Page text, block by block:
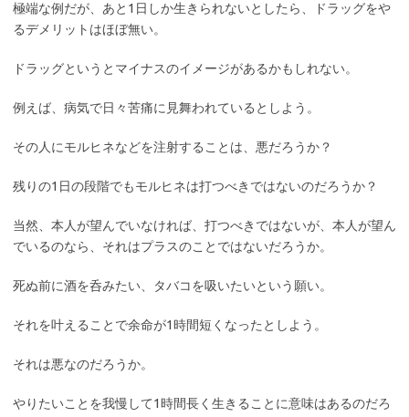
極端な例だが、あと1日しか生きられないとしたら、ドラッグをや
るデメリットはほぼ無い。
ドラッグというとマイナスのイメージがあるかもしれない。
例えば、病気で日々苦痛に見舞われているとしよう。
その人にモルヒネなどを注射することは、悪だろうか？
残りの1日の段階でもモルヒネは打つべきではないのだろうか？
当然、本人が望んでいなければ、打つべきではないが、本人が望ん
でいるのなら、それはプラスのことではないだろうか。
死ぬ前に酒を呑みたい、タバコを吸いたいという願い。
それを叶えることで余命が1時間短くなったとしよう。
それは悪なのだろうか。
やりたいことを我慢して1時間長く生きることに意味はあるのだろ